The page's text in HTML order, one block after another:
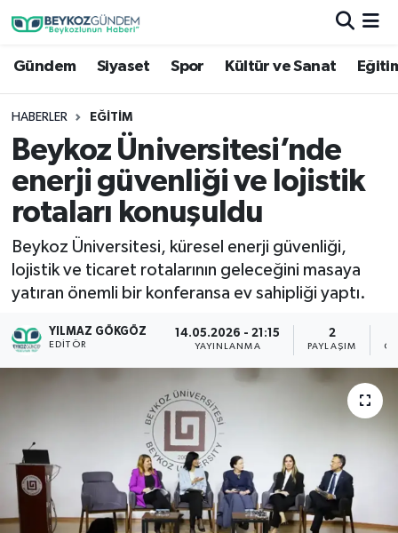
Gündem Siyaset Spor Kültür ve Sanat
HABERLER EĞITIM
Beykoz Üniversitesi’nde
enerji güvenliği ve lojistik
rotaları konuşuldu
Beykoz Üniversitesi, küresel enerji güvenliği,
lojistik ve ticaret rotalarının geleceğini masaya
yatıran önemli bir konferansa ev sahipliği yaptı.
YILMAZ GÖKGÖZ
EDITÖR
14.05.2026 - 21:15
YAYINLANMA
2
PAYLAŞIM
Hava Durumu
Trafik Durumu
Süper Lig Puan Durumu ve Fikstür
Tüm Manşetler
Son Dakika Haberleri
Haber Arşivi